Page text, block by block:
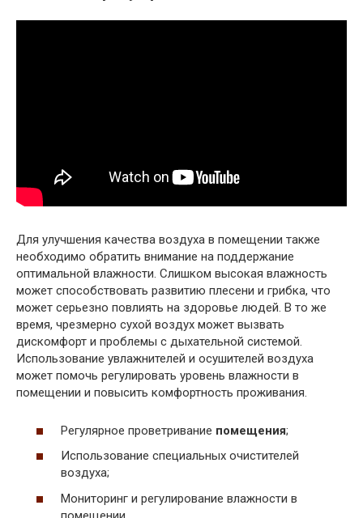
Для улучшения качества воздуха в помещении также
необходимо обратить внимание на поддержание
оптимальной влажности. Слишком высокая влажность
может способствовать развитию плесени и грибка, что
может серьезно повлиять на здоровье людей. В то же
время, чрезмерно сухой воздух может вызвать
дискомфорт и проблемы с дыхательной системой.
Использование увлажнителей и осушителей воздуха
может помочь регулировать уровень влажности в
помещении и повысить комфортность проживания.
Регулярное проветривание помещения;
Использование специальных очистителей
воздуха;
Мониторинг и регулирование влажности в